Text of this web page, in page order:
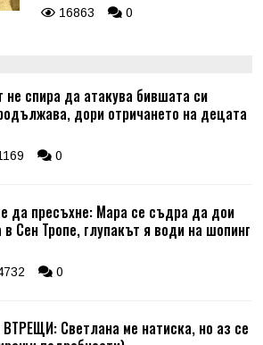
16863 0
спира да атакува бившата си
дори отричането на децата
0
да пресъхне: Мара се съдра да дои
Сен Тропе, глупакът я води на шопинг
0
Светлана ме натиска, но аз се